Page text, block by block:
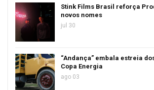
Stink Films Brasil reforça
novos nomes
jul 30
“Andança” embala estreia
Copa Energia
ago 03